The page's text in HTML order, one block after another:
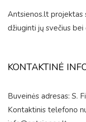
Antsienos.lt projektas
džiuginti jų svečius
KONTAKTINĖ
Buveinės adresas: S.
Kontaktinis telefono